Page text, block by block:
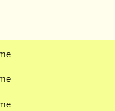
ォームより入力いただく